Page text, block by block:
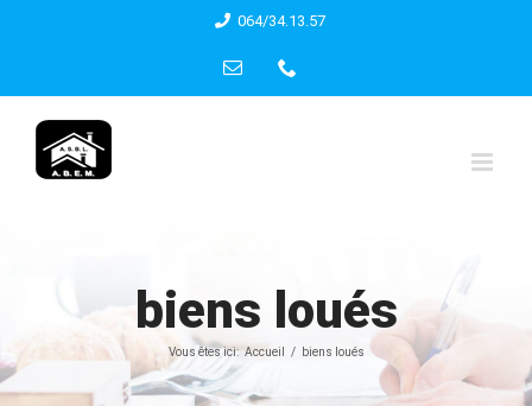
content
064/34.13.57
Email
biens loués
Vous êtes ici: Accueil biens loués